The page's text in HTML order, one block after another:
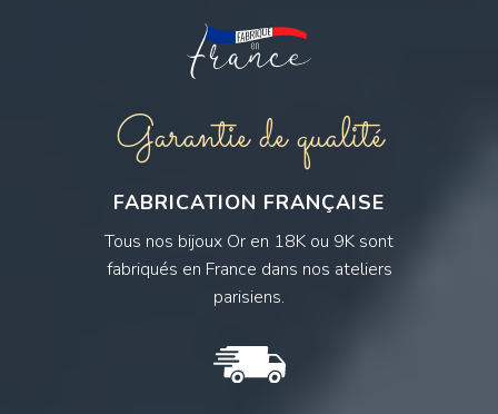
Garantie de qualité
FABRICATION FRANÇAISE
Tous nos bijoux Or en 18K ou 9K sont
fabriqués en France dans nos ateliers
parisiens.